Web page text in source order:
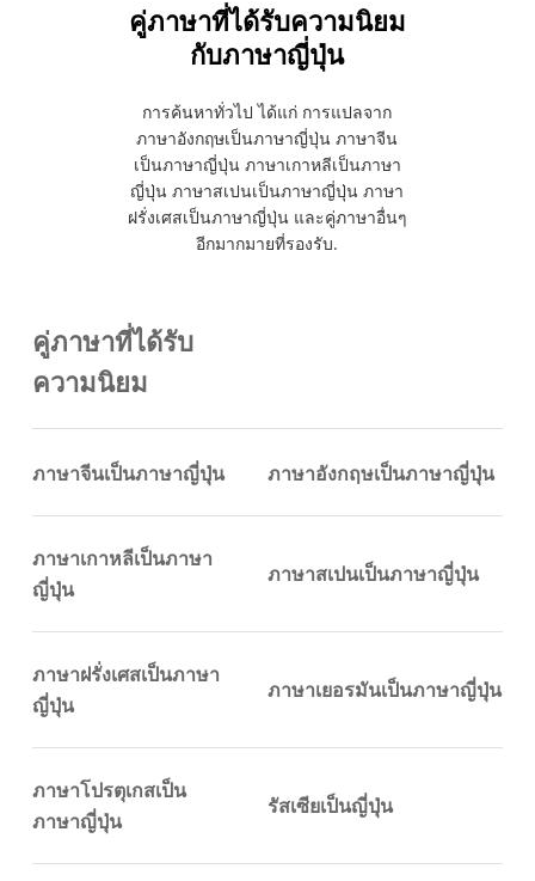
คู่ภาษาที่ได้รับความนิยม
กับภาษาญี่ปุ่น
การค้นหาทั่วไป ได้แก่ การแปลจาก
ภาษาอังกฤษเป็นภาษาญี่ปุ่น ภาษาจีน
เป็นภาษาญี่ปุ่น ภาษาเกาหลีเป็นภาษา
ญี่ปุ่น ภาษาสเปนเป็นภาษาญี่ปุ่น ภาษา
ฝรั่งเศสเป็นภาษาญี่ปุ่น และคู่ภาษาอื่นๆ
อีกมากมายที่รองรับ.
คู่ภาษาที่ได้รับ
ความนิยม
ภาษาจีนเป็นภาษาญี่ปุ่น ภาษาอังกฤษเป็นภาษาญี่ปุ่น
ภาษาเกาหลีเป็นภาษา
ญี่ปุ่น
ภาษาสเปนเป็นภาษาญี่ปุ่น
ภาษาฝรั่งเศสเป็นภาษา
ญี่ปุ่น
ภาษาเยอรมันเป็นภาษาญี่ปุ่น
ภาษาโปรตุเกสเป็น
ภาษาญี่ปุ่น
รัสเซียเป็นญี่ปุ่น